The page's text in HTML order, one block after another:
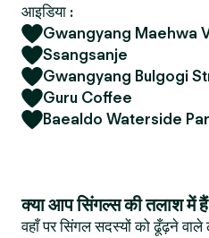
आइडिया :
Gwangyang Maehwa
Ssangsanje
Gwangyang Bulgogi
Guru Coffee
Baealdo Waterside
क्या आप सिंगल्स की तलाश में
वहाँ पर सिंगल सदस्यों को ढूँढ़ने